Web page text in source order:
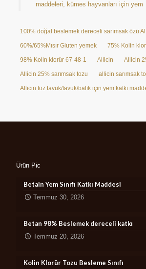
maddeleri, kümes hayvanları için yem
100% doğal beslemek dereceli sarımsak özü
60%/65%Mısır Gluten yemek 75% Kolin
98% Kolin klorür 67-48-1 Allicin Allicin
Allicin 25% sarımsak tozu allicin sarımsak
Allicin toz tavuk/tavuk/balık için yem katkı
Ürün Pic
Betain Yem Sınıfı Katkı Maddesi
Temmuz 30, 2026
Betan 98% Beslemek dereceli katkı
Temmuz 20, 2026
Kolin Klorür Tozu Besleme Sınıfı